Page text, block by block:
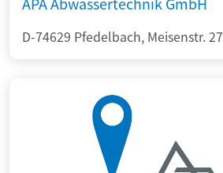
D-74629 Pfedelbach, Meisenstr. 27